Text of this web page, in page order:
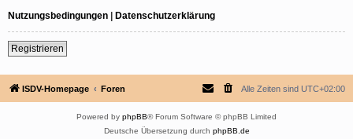
Nutzungsbedingungen | Datenschutzerklärung
Registrieren
ISDV-Homepage Foren Alle Zeiten sind UTC+02:00
Powered by phpBB® Forum Software © phpBB Limited
Deutsche Übersetzung durch phpBB.de